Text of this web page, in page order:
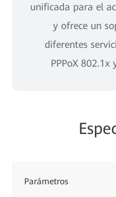
unificada para el
y ofrece un
diferentes
PPPoX
Parámetros